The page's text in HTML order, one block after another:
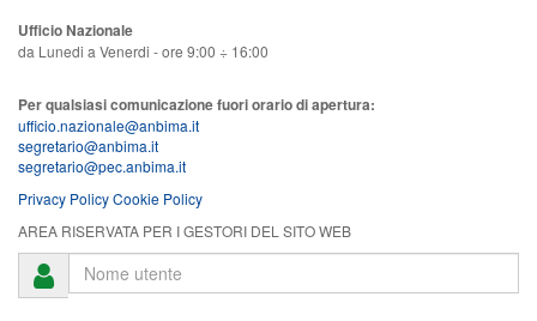
Ufficio Nazionale
da Lunedi a Venerdi - ore 9:00 ÷ 16:00
Per qualsiasi comunicazione fuori orario di apertura:
ufficio.nazionale@anbima.it
segretario@anbima.it
segretario@pec.anbima.it
Privacy PolicyCookie Policy
AREA RISERVATA PER I GESTORI DEL SITO WEB